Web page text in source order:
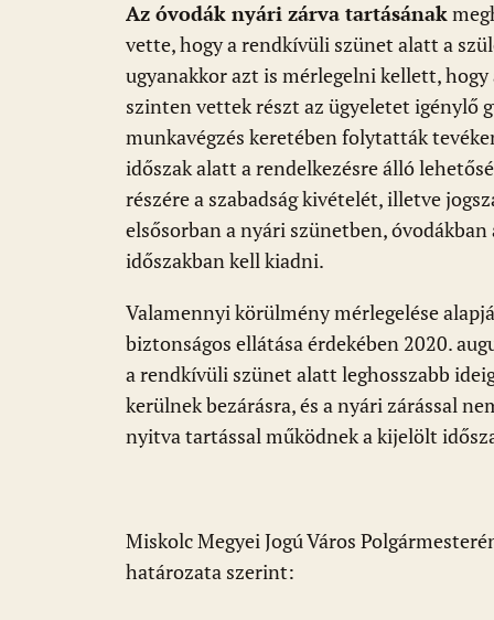
Az óvodák nyári zárva tartásának
vette, hogy a rendkívüli szünet alatt a
ugyanakkor azt is mérlegelni kellett,
szinten vettek részt az ügyeletet igénylő
munkavégzés keretében folytatták
időszak alatt a rendelkezésre álló
részére a szabadság kivételét, illetve
elsősorban a nyári szünetben,
időszakban kell kiadni.
Valamennyi körülmény mérlegelése
biztonságos ellátása érdekében 2020.
a rendkívüli szünet alatt leghosszabb
kerülnek bezárásra, és a nyári zárással
nyitva tartással működnek a kijelölt
Miskolc Megyei Jogú Város
határozata szerint: